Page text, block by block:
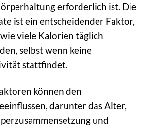
erforderlich ist. Die
ist ein entscheidender Faktor,
viele Kalorien täglich
selbst wenn keine
stattfindet.
können den
darunter das Alter,
und